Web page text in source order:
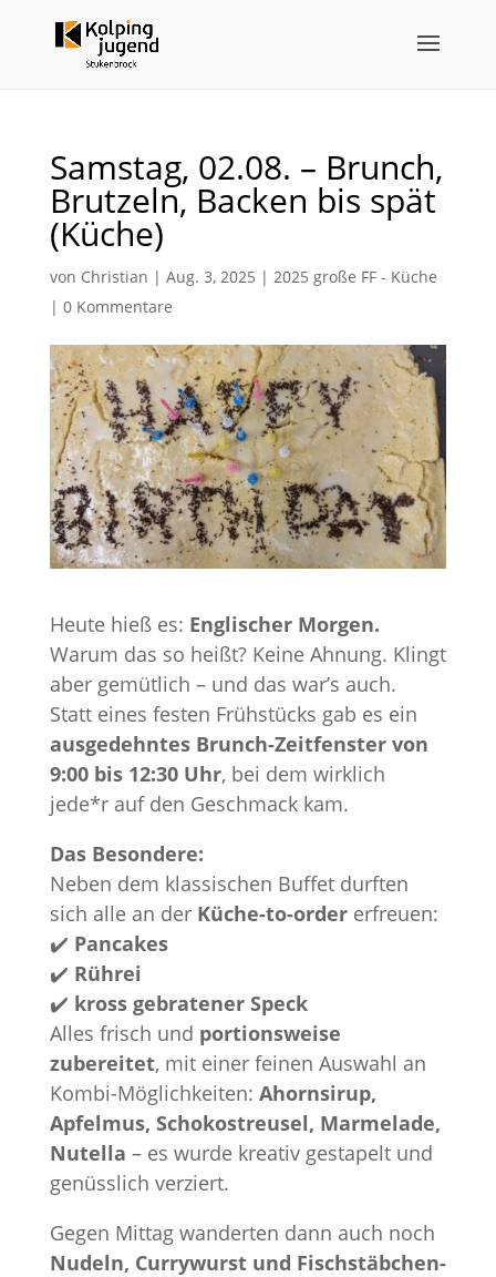
Samstag, 02.08. – Brunch,
Brutzeln, Backen bis spät
(Küche)
von Christian | Aug. 3, 2025 | 2025 große FF - Küche
| 0 Kommentare
Heute hieß es: Englischer Morgen.
Warum das so heißt? Keine Ahnung. Klingt
aber gemütlich – und das war’s auch.
Statt eines festen Frühstücks gab es ein
ausgedehntes Brunch-Zeitfenster von
9:00 bis 12:30 Uhr, bei dem wirklich
jede*r auf den Geschmack kam.
Das Besondere:
Neben dem klassischen Buffet durften
sich alle an der Küche-to-ordererfreuen:
✔️ Pancakes
✔️ Rührei
✔️ kross gebratener Speck
Alles frisch und portionsweise
zubereitet, mit einer feinen Auswahl an
Kombi-Möglichkeiten: Ahornsirup,
Apfelmus, Schokostreusel, Marmelade,
Nutella – es wurde kreativ gestapelt und
genüsslich verziert.
Gegen Mittag wanderten dann auch noch
Nudeln, Currywurst und Fischstäbchen-